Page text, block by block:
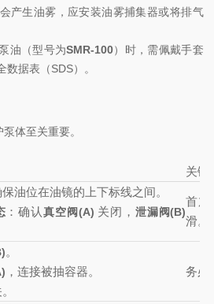
产生油雾，应安装油雾捕集器或将排气
油（型号为SMR-100）时，需佩戴手套
据表（SDS）。
体至关重要。
关键
保油位在油镜的上下标线之间。
：确认真空阀(A) 关闭， 泄漏阀(B)
首加
滑。
。
，连接被抽容器。
务必